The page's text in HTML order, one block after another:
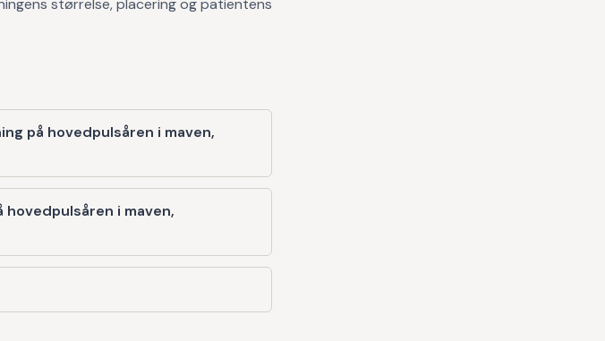
størrelse, placering og patientens
på hovedpulsåren i maven,
hovedpulsåren i maven,